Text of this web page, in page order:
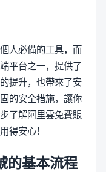
人必備的工具，而
平台之一，提供了
提升，也帶來了安
的安全措施，讓你
了解阿里雲免費賬
得安心！
的基本流程